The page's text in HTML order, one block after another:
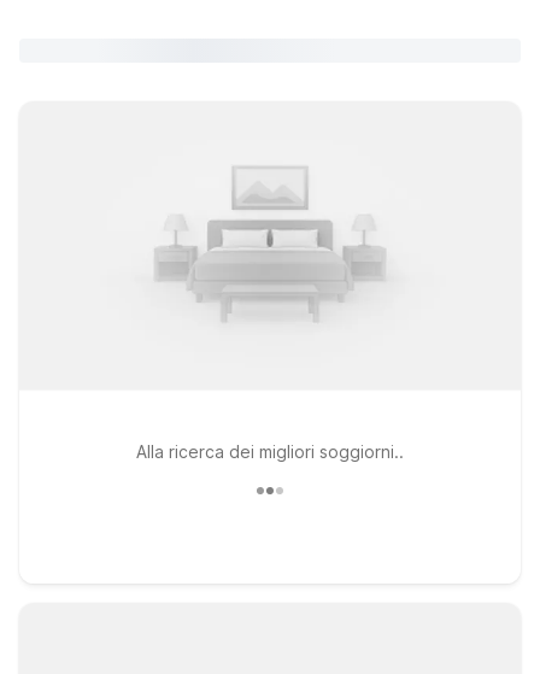
Alla ricerca dei migliori soggiorni..